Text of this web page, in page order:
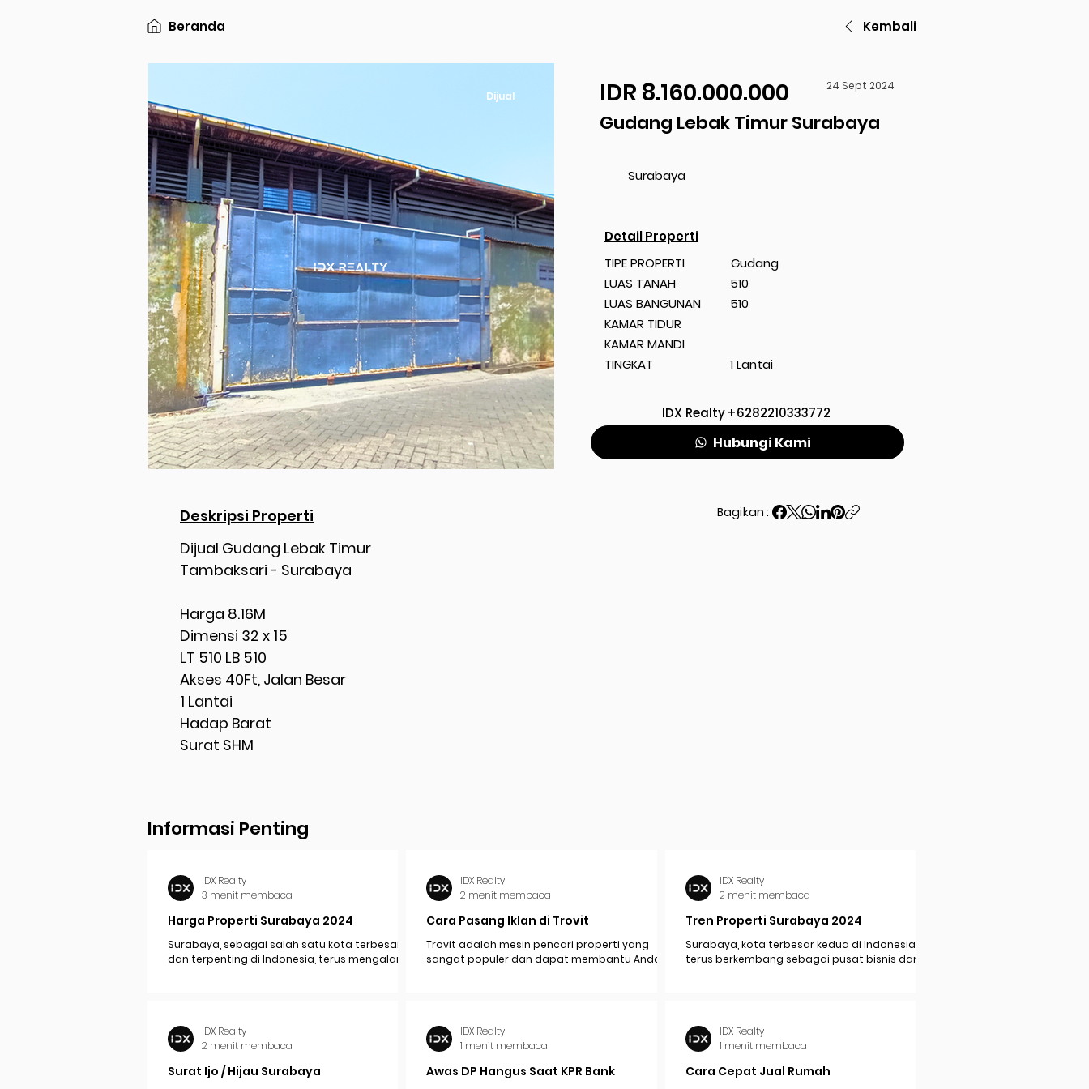
Beranda Kembali
Dijual IDR 8.160.000.000 24 Sept 2024
Gudang Lebak Timur Surabaya
Surabaya
Detail Properti
TIPE PROPERTI
LUAS TANAH
LUAS BANGUNAN
KAMAR TIDUR
KAMAR MANDI
TINGKAT
Gudang
510
510
1 Lantai
IDX Realty+6282210333772
Hubungi Kami
Deskripsi Properti Bagikan :
Dijual Gudang Lebak Timur
Tambaksari - Surabaya
Harga 8.16M
Dimensi 32 x 15
LT 510 LB 510
Akses 40Ft, Jalan Besar
1 Lantai
Hadap Barat
Surat SHM
Informasi Penting
Harga Properti Surabaya 2024
Surabaya, sebagai salah satu kota terbesar
dan terpenting di Indonesia, terus mengalami
IDX Realty
3 menit membaca
Cara Pasang Iklan di Trovit
Trovit adalah mesin pencari properti yang
sangat populer dan dapat membantu Anda
IDX Realty
2 menit membaca
Tren Properti Surabaya 2024
Surabaya, kota terbesar kedua di Indonesia,
terus berkembang sebagai pusat bisnis dan
IDX Realty
2 menit membaca
Surat Ijo / Hijau Surabaya
IDX Realty
2 menit membaca
Awas DP Hangus Saat KPR Bank
IDX Realty
1 menit membaca
Cara Cepat Jual Rumah
IDX Realty
1 menit membaca